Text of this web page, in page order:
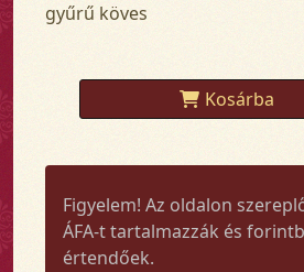
gyűrű köves
Kosárba
Figyelem! Az oldalon
ÁFA-t tartalmazzák és
értendőek.